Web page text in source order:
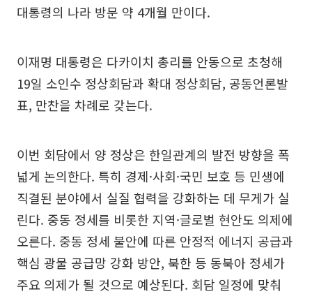
대통령의 나라 방문 약 4개월 만이다.
이재명 대통령은 다카이치 총리를 안동으로 초청해
19일 소인수 정상회담과 확대 정상회담, 공동언론발
표, 만찬을 차례로 갖는다.
이번 회담에서 양 정상은 한일관계의 발전 방향을 폭
넓게 논의한다. 특히 경제·사회·국민 보호 등 민생에
직결된 분야에서 실질 협력을 강화하는 데 무게가 실
린다. 중동 정세를 비롯한 지역·글로벌 현안도 의제에
오른다. 중동 정세 불안에 따른 안정적 에너지 공급과
핵심 광물 공급망 강화 방안, 북한 등 동북아 정세가
주요 의제가 될 것으로 예상된다. 회담 일정에 맞춰